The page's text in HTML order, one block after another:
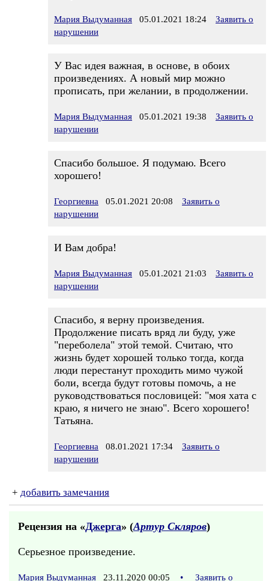
Мария Выдуманная 05.01.2021 18:24
Заявить о
нарушении
У Вас идея важная, в основе, в обоих
произведениях. А новый мир можно
прописать, при желании, в продолжении.
Мария Выдуманная 05.01.2021 19:38
Заявить о
нарушении
Спасибо большое. Я подумаю. Всего
хорошего!
Георгиевна 05.01.2021 20:08
Заявить о
нарушении
И Вам добра!
Мария Выдуманная 05.01.2021 21:03
Заявить о
нарушении
Спасибо, я верну произведения.
Продолжение писать вряд ли буду, уже
"переболела" этой темой. Считаю, что
жизнь будет хорошей только тогда, когда
люди перестанут проходить мимо чужой
боли, всегда будут готовы помочь, а не
руководствоваться пословицей: "моя хата с
краю, я ничего не знаю". Всего хорошего!
Татьяна.
Георгиевна 08.01.2021 17:34
Заявить о
нарушении
+ добавить замечания
Рецензия на «Джерга» (Артур Скляров)
Серьезное произведение.
Мария Выдуманная 23.11.2020 00:05 • Заявить о